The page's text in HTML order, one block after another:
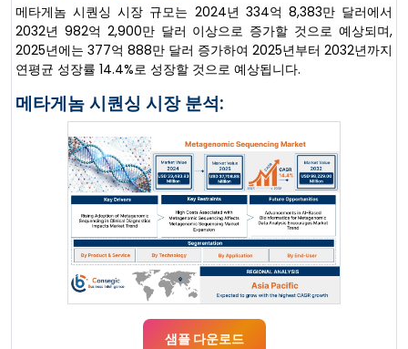
메타게놈 시퀀싱 시장 규모는 2024년 334억 8,383만 달러에서
2032년 982억 2,900만 달러 이상으로 증가할 것으로 예상되며,
2025년에는 377억 888만 달러 증가하여 2025년부터 2032년까지
연평균 성장률 14.4%로 성장할 것으로 예상됩니다.
메타게놈 시퀀싱 시장 분석:
샘플 다운로드